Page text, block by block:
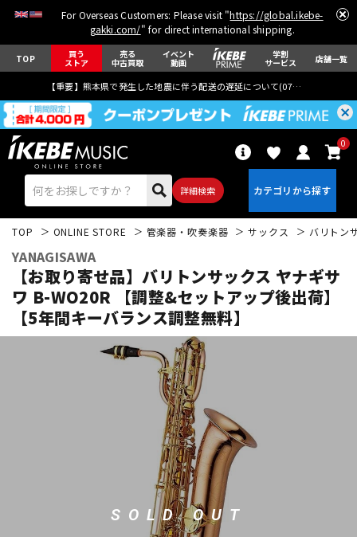
For Overseas Customers: Please visit "https://global.ikebe-
gakki.com/" for direct international shipping.
TOP 買う
ストア
売る
中古買取
イベント
動画
学割
サービス 店舗一覧
【重要】熊本県で発生した地震に伴う配送の遅延について(07月29日
詳細検索
0
エレキギター アコギ/エレアコ
パーカッション
TOP ONLINE STORE 管楽器・吹奏楽器 サックス バリトン
YANAGISAWA
【お取り寄せ品】バリトンサックス ヤナギサ
ワ B-WO20R 【調整&セットアップ後出荷】
【5年間キーバランス調整無料】
SOLD OUT